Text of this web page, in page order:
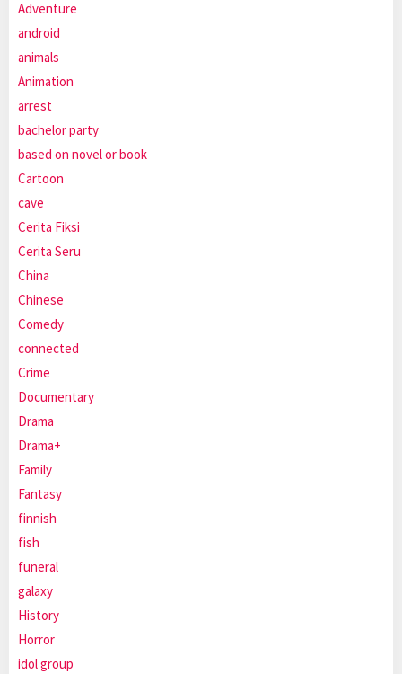
Adventure
android
animals
Animation
arrest
bachelor party
based on novel or book
Cartoon
cave
Cerita Fiksi
Cerita Seru
China
Chinese
Comedy
connected
Crime
Documentary
Drama
Drama+
Family
Fantasy
finnish
fish
funeral
galaxy
History
Horror
idol group